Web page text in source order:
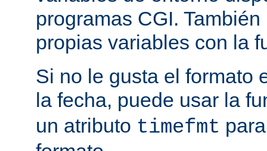
programas CGI.
propias variables con la
Si no le gusta el formato
la fecha, puede usar la
un atributo timefmt